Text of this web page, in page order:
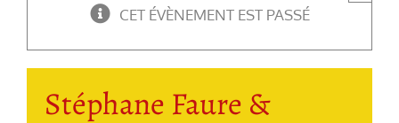
CET ÉVÈNEMENT EST PASSÉ
Stéphane Faure &